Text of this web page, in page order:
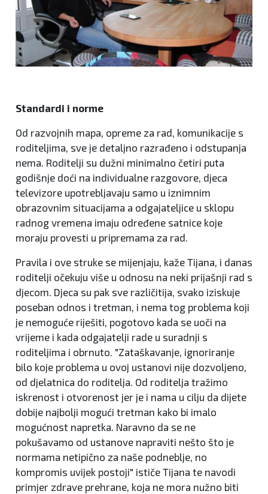
Standardi i norme
Od razvojnih mapa, opreme za rad, komunikacije s
roditeljima, sve je detaljno razrađeno i odstupanja
nema. Roditelji su dužni minimalno četiri puta
godišnje doći na individualne razgovore, djeca
televizore upotrebljavaju samo u iznimnim
obrazovnim situacijama a odgajateljice u sklopu
radnog vremena imaju određene satnice koje
moraju provesti u pripremama za rad.
Pravila i ove struke se mijenjaju, kaže Tijana, i danas
roditelji očekuju više u odnosu na neki prijašnji rad s
djecom. Djeca su pak sve različitija, svako iziskuje
poseban odnos i tretman, i nema tog problema koji
je nemoguće riješiti, pogotovo kada se uoči na
vrijeme i kada odgajatelji rade u suradnji s
roditeljima i obrnuto. "Zataškavanje, ignoriranje
bilo koje problema u ovoj ustanovi nije dozvoljeno,
od djelatnica do roditelja. Od roditelja tražimo
iskrenost i otvorenost jer je i nama u cilju da dijete
dobije najbolji mogući tretman kako bi imalo
mogućnost napretka. Naravno da se ne
pokušavamo od ustanove napraviti nešto što je
normama netipično za naše podneblje, no
kompromis uvijek postoji" ističe Tijana te navodi
primjer zdrave prehrane, koja ne mora nužno biti